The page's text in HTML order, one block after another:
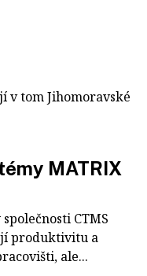
v tom Jihomoravské
MATRIX
CTMS
produktivitu a
ale...